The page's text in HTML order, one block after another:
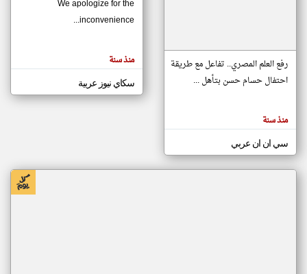
مصادر الأخبار من موريتانيا
اخبار موريتانيا على مدار الساعة
أهم اخبار موريتانيا العاجلة والمباشرة
المقالات
الموجوده
هنا عن
رفع العلم المصري.. تفاعل مع طريقة
احتفال حسام حسن بتأهل ...
منذ سنة
سي ان ان عربي
We apologize for the
inconvenience...
منذ سنة
سكاي نيوز عربية
klyoum.com